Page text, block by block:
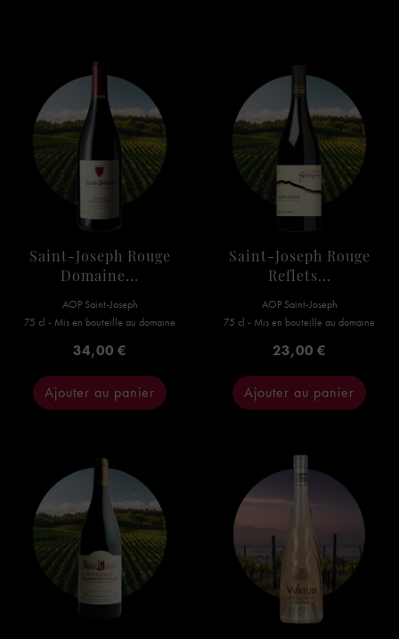
Saint-Joseph Rouge
Domaine...
AOP Saint-Joseph
75 cl - Mis en bouteille au domaine
Prix
34,00 €
Ajouter au panier
Saint-Joseph Rouge
Reflets...
AOP Saint-Joseph
75 cl - Mis en bouteille au domaine
Prix
23,00 €
Ajouter au panier